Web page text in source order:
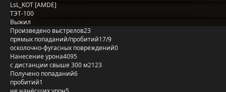
LsL_KOT [AMDE]
ТЭТ-100
Выжил
Произведено выстрелов23
прямых попаданий/пробитий17/9
осколочно-фугасных повреждений0
Нанесение урона4095
с дистанции свыше 300 м2123
Получено попаданий6
пробитий1